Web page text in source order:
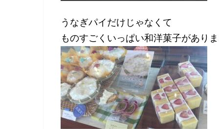
うなぎパイだけじゃなくて
ものすごくいっぱい和洋菓子があり